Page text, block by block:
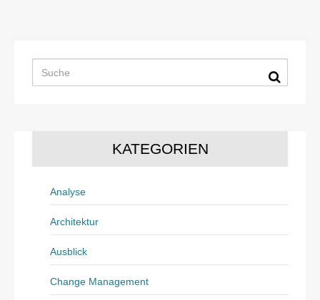
KATEGORIEN
Analyse
Architektur
Ausblick
Change Management